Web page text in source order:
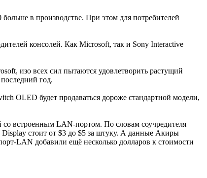
в производстве. При этом для потребителей
консолей. Как Microsoft, так и Sony Interactive
изо всех сил пытаются удовлетворить растущий
год.
OLED будет продаваться дороже стандартной модели,
со встроенным LAN-портом. По словам соучредителя
стоит от $3 до $5 за штуку. А данные Акиры
LAN добавили ещё несколько долларов к стоимости